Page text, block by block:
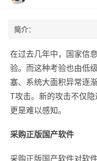
简介：
在过去几年中，国家信
验。而这种考验也由低
塞、系统大面积异常逐
T攻击。新的攻击不仅
更是难以感知。
采购正版国产软件
采购正版国产软件对软